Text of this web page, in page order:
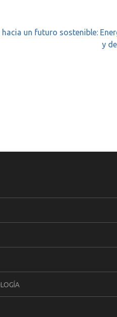
hacia un futuro sostenible:
y